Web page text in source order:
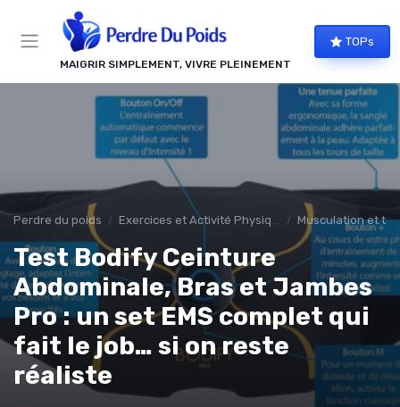
MAIGRIR SIMPLEMENT, VIVRE PLEINEMENT
TOPs
Perdre du poids Exercices et Activité Physique Musculation et
Test Bodify Ceinture
Abdominale, Bras et Jambes
Pro : un set EMS complet qui
fait le job… si on reste
réaliste
Panneau de gestion des cookies